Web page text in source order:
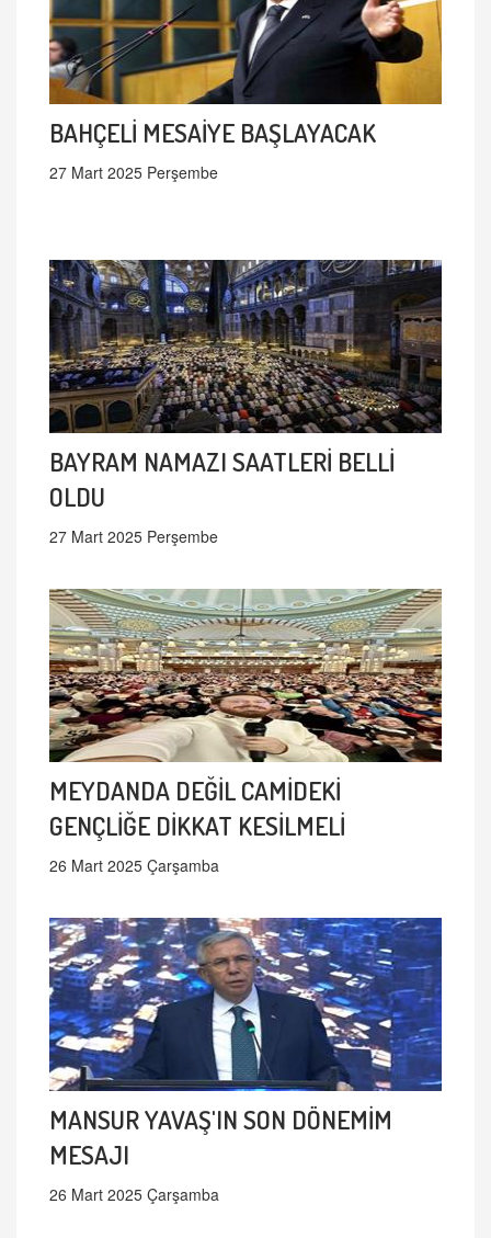
BAHÇELİ MESAİYE BAŞLAYACAK
27 Mart 2025 Perşembe
BAYRAM NAMAZI SAATLERİ BELLİ
OLDU
27 Mart 2025 Perşembe
MEYDANDA DEĞİL CAMİDEKİ
GENÇLİĞE DİKKAT KESİLMELİ
26 Mart 2025 Çarşamba
MANSUR YAVAŞ'IN SON DÖNEMİM
MESAJI
26 Mart 2025 Çarşamba